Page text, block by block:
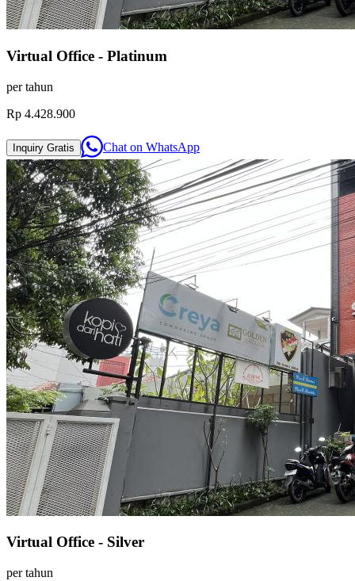
Virtual Office - Platinum
pertahun
Rp 4.428.900
Inquiry Gratis Chat on WhatsApp
Virtual Office - Silver
pertahun